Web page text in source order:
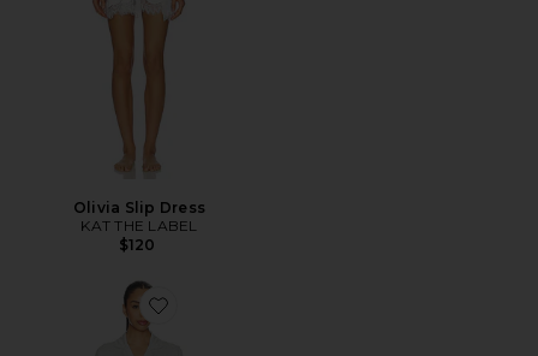
Olivia Slip Dress
KAT THE LABEL
$120
Favorite Skims Sleep Long Sleeve Button Up Sleep Set